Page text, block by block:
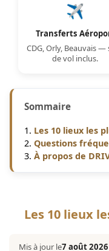
✈️
Transferts
CDG, Orly, Beauvais —
de vol inclus.
Sommaire
Les 10 lieux les
Questions
À propos de
Les 10 lieux
Mis à jour le7 août 2026